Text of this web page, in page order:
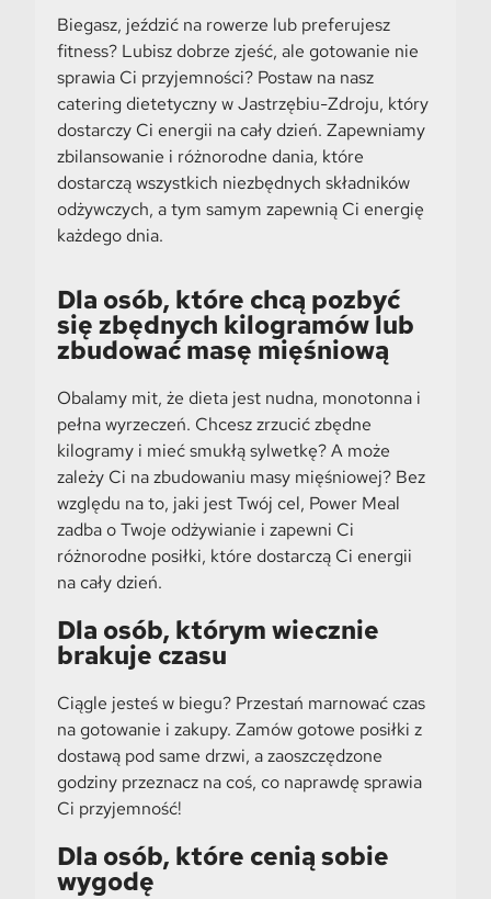
Biegasz, jeździć na rowerze lub preferujesz
fitness? Lubisz dobrze zjeść, ale gotowanie nie
sprawia Ci przyjemności? Postaw na nasz
catering dietetyczny w Jastrzębiu-Zdroju, który
dostarczy Ci energii na cały dzień. Zapewniamy
zbilansowanie i różnorodne dania, które
dostarczą wszystkich niezbędnych składników
odżywczych, a tym samym zapewnią Ci energię
każdego dnia.
Dla osób, które chcą pozbyć
się zbędnych kilogramów lub
zbudować masę mięśniową
Obalamy mit, że dieta jest nudna, monotonna i
pełna wyrzeczeń. Chcesz zrzucić zbędne
kilogramy i mieć smukłą sylwetkę? A może
zależy Ci na zbudowaniu masy mięśniowej? Bez
względu na to, jaki jest Twój cel, Power Meal
zadba o Twoje odżywianie i zapewni Ci
różnorodne posiłki, które dostarczą Ci energii
na cały dzień.
Dla osób, którym wiecznie
brakuje czasu
Ciągle jesteś w biegu? Przestań marnować czas
na gotowanie i zakupy. Zamów gotowe posiłki z
dostawą pod same drzwi, a zaoszczędzone
godziny przeznacz na coś, co naprawdę sprawia
Ci przyjemność!
Dla osób, które cenią sobie
wygodę